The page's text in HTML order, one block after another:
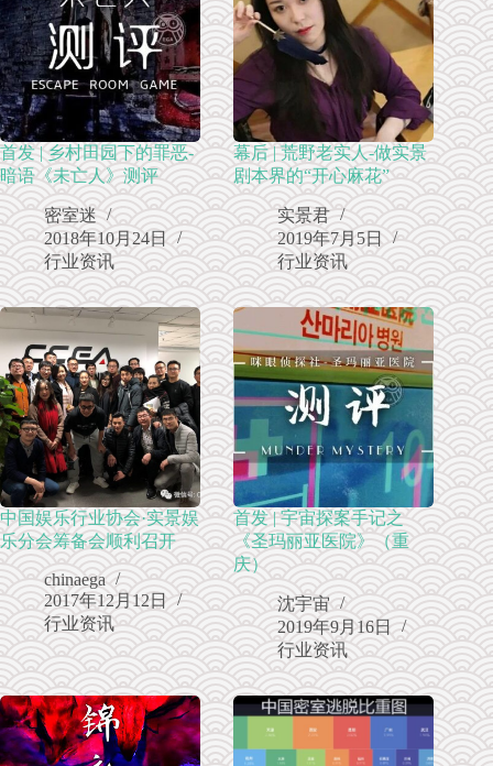
首发 | 乡村田园下的罪恶-
暗语《未亡人》测评
密室迷
2018年10月24日
行业资讯
幕后 | 荒野老实人-做实景
剧本界的“开心麻花”
实景君
2019年7月5日
行业资讯
中国娱乐行业协会·实景娱
乐分会筹备会顺利召开
chinaega
2017年12月12日
行业资讯
首发 | 宇宙探案手记之
《圣玛丽亚医院》（重
庆）
沈宇宙
2019年9月16日
行业资讯